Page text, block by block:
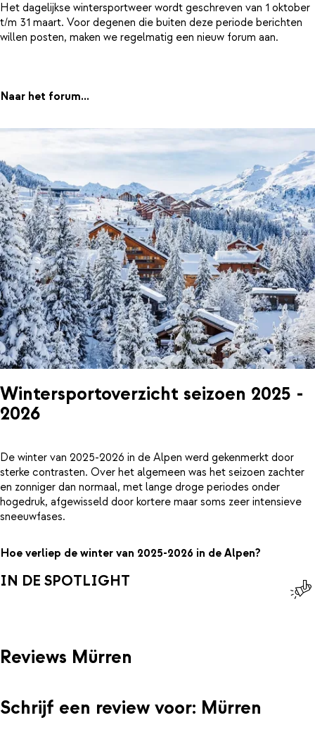
Het dagelijkse wintersportweer wordt geschreven van 1 oktober
t/m 31 maart. Voor degenen die buiten deze periode berichten
willen posten, maken we regelmatig een nieuw forum aan.
Naar het forum...
Wintersportoverzicht seizoen 2025 -
2026
De winter van 2025-2026 in de Alpen werd gekenmerkt door
sterke contrasten. Over het algemeen was het seizoen zachter
en zonniger dan normaal, met lange droge periodes onder
hogedruk, afgewisseld door kortere maar soms zeer intensieve
sneeuwfases.
Hoe verliep de winter van 2025-2026 in de Alpen?
IN DE SPOTLIGHT
Reviews Mürren
Schrijf een review voor: Mürren